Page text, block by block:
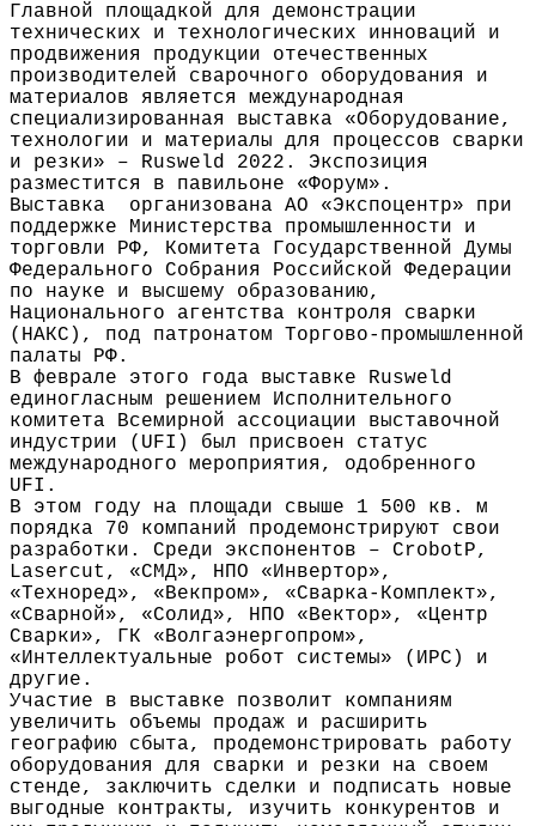
Главной площадкой для демонстрации
технических и технологических инноваций и
продвижения продукции отечественных
производителей сварочного оборудования и
материалов является международная
специализированная выставка «Оборудование,
технологии и материалы для процессов сварки
и резки» – Rusweld 2022. Экспозиция
разместится в павильоне «Форум».
Выставка организована АО «Экспоцентр» при
поддержке Министерства промышленности и
торговли РФ, Комитета Государственной Думы
Федерального Собрания Российской Федерации
по науке и высшему образованию,
Национального агентства контроля сварки
(НАКС), под патронатом Торгово-промышленной
палаты РФ.
В феврале этого года выставке Rusweld
единогласным решением Исполнительного
комитета Всемирной ассоциации выставочной
индустрии (UFI) был присвоен статус
международного мероприятия, одобренного
UFI.
В этом году на площади свыше 1 500 кв. м
порядка 70 компаний продемонстрируют свои
разработки. Среди экспонентов – CrobotP,
Lasercut, «СМД», НПО «Инвертор»,
«Техноред», «Векпром», «Сварка-Комплект»,
«Сварной», «Солид», НПО «Вектор», «Центр
Сварки», ГК «Волгаэнергопром»,
«Интеллектуальные робот системы» (ИРС) и
другие.
Участие в выставке позволит компаниям
увеличить объемы продаж и расширить
географию сбыта, продемонстрировать работу
оборудования для сварки и резки на своем
стенде, заключить сделки и подписать новые
выгодные контракты, изучить конкурентов и